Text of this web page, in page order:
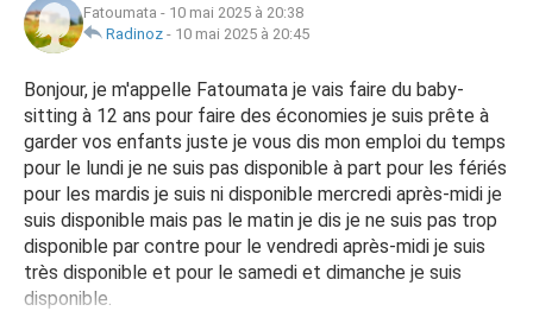
Fatoumata - 10 mai 2025 à 20:38
Radinoz - 10 mai 2025 à 20:45
Bonjour, je m'appelle Fatoumata je vais faire du baby-
sitting à 12 ans pour faire des économies je suis prête à
garder vos enfants juste je vous dis mon emploi du temps
pour le lundi je ne suis pas disponible à part pour les fériés
pour les mardis je suis ni disponible mercredi après-midi je
suis disponible mais pas le matin je dis je ne suis pas trop
disponible par contre pour le vendredi après-midi je suis
très disponible et pour le samedi et dimanche je suis
disponible.